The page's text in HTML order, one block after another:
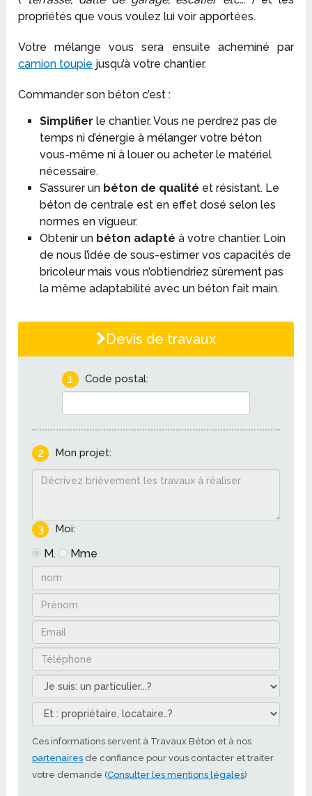
propriétés que vous voulez lui voir apportées.
Votre mélange vous sera ensuite acheminé par
camion toupie jusqu’à votre chantier.
Commander son béton c’est :
Simplifier le chantier. Vous ne perdrez pas de
temps ni d’énergie à mélanger votre béton
vous-même ni à louer ou acheter le matériel
nécessaire.
S’assurer un béton de qualité et résistant. Le
béton de centrale est en effet dosé selon les
normes en vigueur.
Obtenir un béton adapté à votre chantier. Loin
de nous l’idée de sous-estimer vos capacités de
bricoleur mais vous n’obtiendriez sûrement pas
la même adaptabilité avec un béton fait main.
Devis de travaux
1 Code postal:
2 Mon projet:
3 Moi:
M. Mme
Ces informations servent à Travaux Béton et à nos
partenaires de confiance pour vous contacter et traiter
votre demande (Consulter les mentions légales)